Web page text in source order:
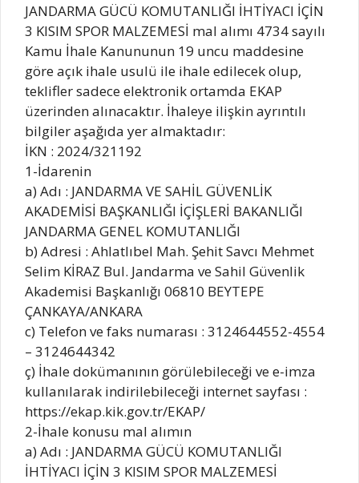
JANDARMA GÜCÜ KOMUTANLIĞI İHTİYACI İÇİN
3 KISIM SPOR MALZEMESİ mal alımı 4734 sayılı
Kamu İhale Kanununun 19 uncu maddesine
göre açık ihale usulü ile ihale edilecek olup,
teklifler sadece elektronik ortamda EKAP
üzerinden alınacaktır. İhaleye ilişkin ayrıntılı
bilgiler aşağıda yer almaktadır:
İKN : 2024/321192
1-İdarenin
a) Adı : JANDARMA VE SAHİL GÜVENLİK
AKADEMİSİ BAŞKANLIĞI İÇİŞLERİ BAKANLIĞI
JANDARMA GENEL KOMUTANLIĞI
b) Adresi : Ahlatlıbel Mah. Şehit Savcı Mehmet
Selim KİRAZ Bul. Jandarma ve Sahil Güvenlik
Akademisi Başkanlığı 06810 BEYTEPE
ÇANKAYA/ANKARA
c) Telefon ve faks numarası : 3124644552-4554
– 3124644342
ç) İhale dokümanının görülebileceği ve e-imza
kullanılarak indirilebileceği internet sayfası :
https://ekap.kik.gov.tr/EKAP/
2-İhale konusu mal alımın
a) Adı : JANDARMA GÜCÜ KOMUTANLIĞI
İHTİYACI İÇİN 3 KISIM SPOR MALZEMESİ